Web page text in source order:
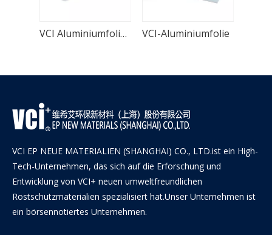
VCI Aluminiumfolie gewebter Film VCI-Aluminiumfolie
VCI EP NEUE MATERIALIEN (SHANGHAI) CO., LTD.ist ein High-
Tech-Unternehmen, das sich auf die Erforschung und
Entwicklung von VCI+ neuen umweltfreundlichen
Rostschutzmaterialien spezialisiert hat.Unser Unternehmen ist
ein börsennotiertes Unternehmen.